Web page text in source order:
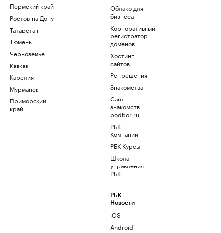
Пермский край
Ростов-на-Дону
Татарстан
Тюмень
Черноземье
Кавказ
Карелия
Мурманск
Приморский
край
Облако для
бизнеса
Корпоративный
регистратор
доменов
Хостинг
сайтов
Рег.решения
Знакомства
Сайт
знакомств
podbor.ru
РБК
Компании
РБК Курсы
Школа
управления
РБК
РБК
Новости
iOS
Android